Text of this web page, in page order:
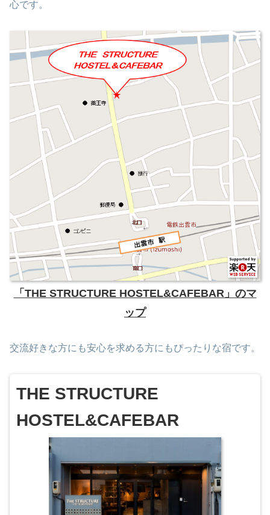
心です。
「THE STRUCTURE HOSTEL&CAFEBAR」のマ
ップ
交流好きな方にも安心を求める方にもぴったりな宿です。
THE STRUCTURE
HOSTEL&CAFEBAR